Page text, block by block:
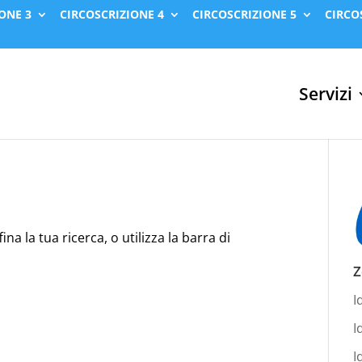
3 CIRCOSCRIZIONE 4 CIRCOSCRIZIONE 5
Servizi
la tua ricerca, o utilizza la barra di